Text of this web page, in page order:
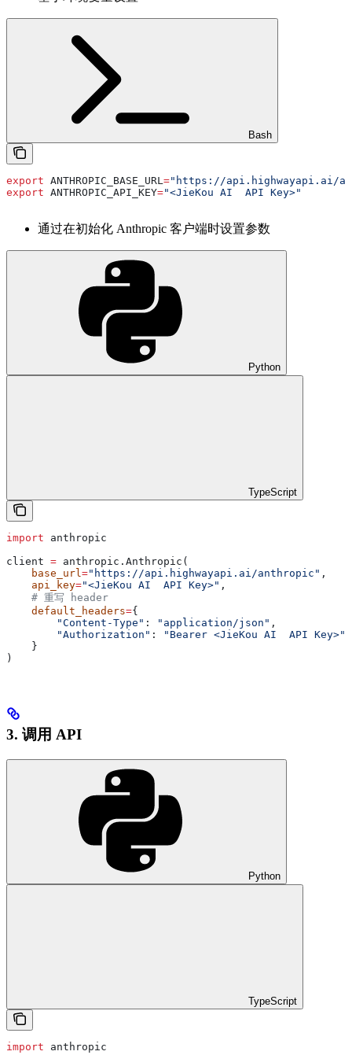
Bash
export ANTHROPIC_BASE_URL="https://api.highwayapi.ai/
export ANTHROPIC_API_KEY="<JieKou AI  API Key>"
通过在初始化 Anthropic 客户端时设置参数
Python
TypeScript
import anthropic
client = anthropic.Anthropic(
    base_url
="https://api.highwayapi.ai/anthropic" ,
    api_key
="<JieKou AI  API Key>" ,
    # 重写 header
    default_headers
={
        "Content-Type"
: "application/json" ,
        "Authorization"
: "Bearer <JieKou AI  API Key>"
    }
)
3. 调用 API
Python
TypeScript
import anthropic